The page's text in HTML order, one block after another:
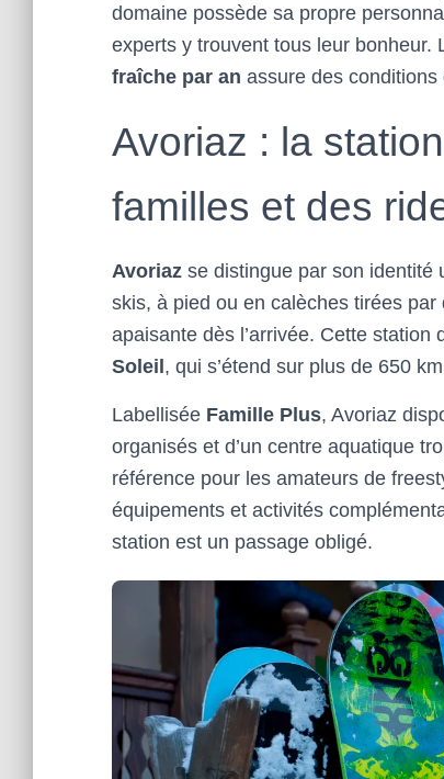
domaine possède sa propre
experts y trouvent tous leur bonheur.
fraîche par an assure des conditions
Avoriaz : la
familles et des
Avoriaz se distingue par son identité
skis, à pied ou en calèches tirées
apaisante dès l’arrivée. Cette station
Soleil , qui s’étend sur plus de 650
Labellisée Famille Plus, Avoriaz
organisés et d’un centre aquatique
référence pour les amateurs de
équipements et activités
station est un passage obligé.